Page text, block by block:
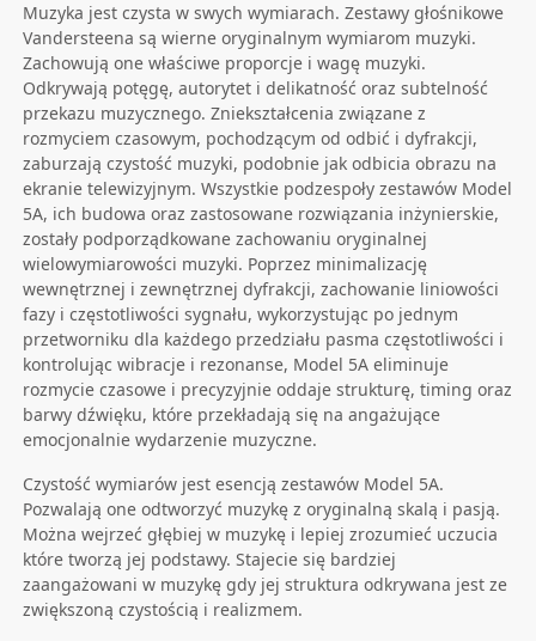
Muzyka jest czysta w swych wymiarach. Zestawy głośnikowe
Vandersteena są wierne oryginalnym wymiarom muzyki.
Zachowują one właściwe proporcje i wagę muzyki.
Odkrywają potęgę, autorytet i delikatność oraz subtelność
przekazu muzycznego. Zniekształcenia związane z
rozmyciem czasowym, pochodzącym od odbić i dyfrakcji,
zaburzają czystość muzyki, podobnie jak odbicia obrazu na
ekranie telewizyjnym. Wszystkie podzespoły zestawów Model
5A, ich budowa oraz zastosowane rozwiązania inżynierskie,
zostały podporządkowane zachowaniu oryginalnej
wielowymiarowości muzyki. Poprzez minimalizację
wewnętrznej i zewnętrznej dyfrakcji, zachowanie liniowości
fazy i częstotliwości sygnału, wykorzystując po jednym
przetworniku dla każdego przedziału pasma częstotliwości i
kontrolując wibracje i rezonanse, Model 5A eliminuje
rozmycie czasowe i precyzyjnie oddaje strukturę, timing oraz
barwy dźwięku, które przekładają się na angażujące
emocjonalnie wydarzenie muzyczne.
Czystość wymiarów jest esencją zestawów Model 5A.
Pozwalają one odtworzyć muzykę z oryginalną skalą i pasją.
Można wejrzeć głębiej w muzykę i lepiej zrozumieć uczucia
które tworzą jej podstawy. Stajecie się bardziej
zaangażowani w muzykę gdy jej struktura odkrywana jest ze
zwiększoną czystością i realizmem.